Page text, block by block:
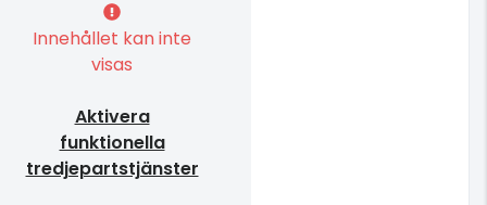
Innehållet kan inte
visas
Aktivera
funktionella
tredjepartstjänster